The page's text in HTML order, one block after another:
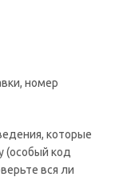
номер
которые
(особый код
вся ли